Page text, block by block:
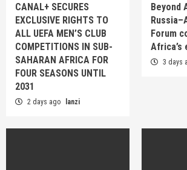
CANAL+ SECURES
EXCLUSIVE RIGHTS TO
ALL UEFA MEN’S CLUB
COMPETITIONS IN SUB-
SAHARAN AFRICA FOR
FOUR SEASONS UNTIL
2031
2 days ago lanzi
Beyond
Forum
Africa’s
3 days